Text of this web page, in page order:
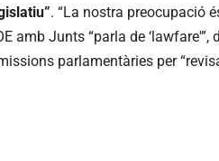
. “La nostra preocupació
amb Junts “parla de
parlamentàries per